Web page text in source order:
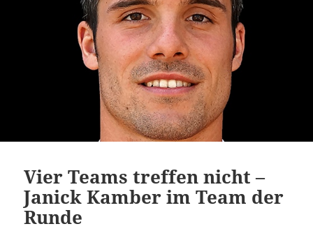
Vier Teams treffen nicht –
Janick Kamber im Team der
Runde